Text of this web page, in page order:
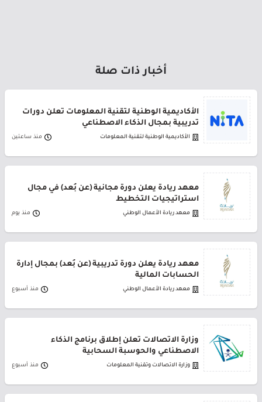
أخبار ذات صلة
الأكاديمية الوطنية لتقنية المعلومات تعلن دورات
تدريبية بمجال الذكاء الاصطناعي
الأكاديمية الوطنية لتقنية المعلومات منذ ساعتين
معهد ريادة يعلن دورة مجانية (عن بُعد) في مجال
استراتيجيات التخطيط
معهد ريادة الأعمال الوطني منذ يوم
معهد ريادة يعلن دورة تدريبية (عن بُعد) بمجال إدارة
الحسابات المالية
معهد ريادة الأعمال الوطني منذ أسبوع
وزارة الاتصالات تعلن إطلاق برنامج الذكاء
الاصطناعي والحوسبة السحابية
وزارة الاتصالات وتقنية المعلومات منذ أسبوع